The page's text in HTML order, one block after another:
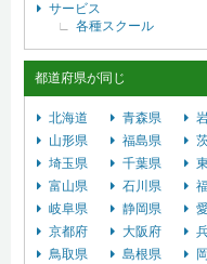
サービス
各種スクール
都道府県が同じ
北海道 青森県
山形県
福島県
埼玉県
千葉県
富山県
石川県
岐阜県
静岡県
京都府
大阪府
鳥取県
島根県